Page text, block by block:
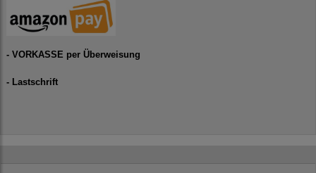
- VORKASSE per Überweisung
- Lastschrift